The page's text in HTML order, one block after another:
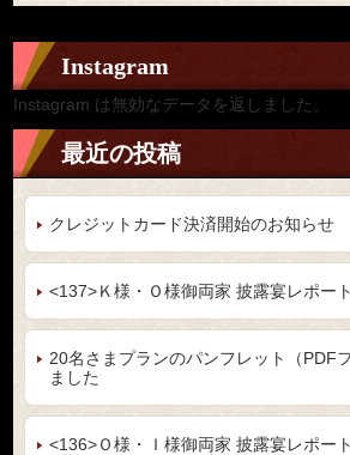
Instagram
Instagram は無効なデータを返しました。
最近の投稿
クレジットカード決済開始のお知らせ
<137>Ｋ様・Ｏ様御両家 披露宴レポート
20名さまプランのパンフレット（PDF
ました
<136>Ｏ様・Ｉ様御両家 披露宴レポート